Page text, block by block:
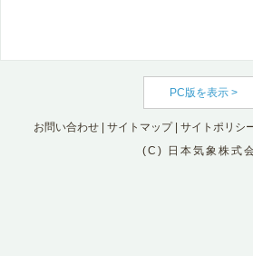
PC版を表示 >
お問い合わせ| サイトマップ| サイトポリシ
(C) 日本気象株式